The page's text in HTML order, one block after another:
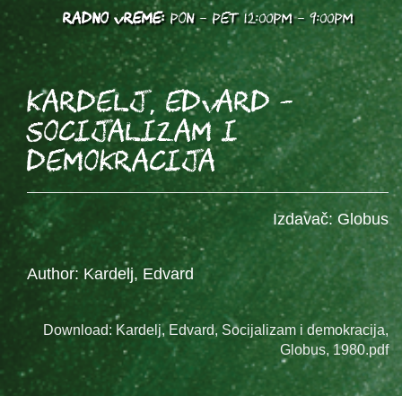
RADNO VREME:PON - PET 12:00PM - 9:00PM
Kardelj, Edvard -
Socijalizam i
demokracija
Izdavač: Globus
Author: Kardelj, Edvard
Download: Kardelj, Edvard, Socijalizam i demokracija,
Globus, 1980.pdf